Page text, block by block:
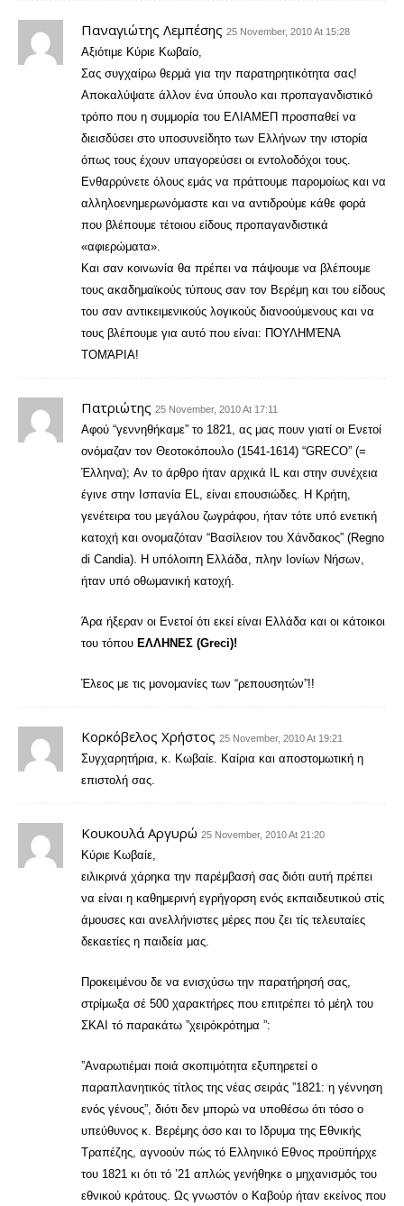
Παναγιώτης Λεμπέσης 25 November, 2010 At 15:28
Αξιότιμε Κύριε Κωβαίο,
Σας συγχαίρω θερμά για την παρατηρητικότητα σας!
Αποκαλύψατε άλλον ένα ύπουλο και προπαγανδιστικό
τρόπο που η συμμορία του ΕΛΙΑΜΕΠ προσπαθεί να
διεισδύσει στο υποσυνείδητο των Ελλήνων την ιστορία
όπως τους έχουν υπαγορεύσει οι εντολοδόχοι τους.
Ενθαρρύνετε όλους εμάς να πράττουμε παρομοίως και να
αλληλοενημερωνόμαστε και να αντιδρούμε κάθε φορά
που βλέπουμε τέτοιου είδους προπαγανδιστικά
«αφιερώματα».
Και σαν κοινωνία θα πρέπει να πάψουμε να βλέπουμε
τους ακαδημαϊκούς τύπους σαν τον Βερέμη και του είδους
του σαν αντικειμενικούς λογικούς διανοούμενους και να
τους βλέπουμε για αυτό που είναι: ΠΟΥΛΗΜΈΝΑ
ΤΟΜΆΡΙΑ!
Πατριώτης 25 November, 2010 At 17:11
Αφού “γεννηθήκαμε” το 1821, ας μας πουν γιατί οι Ενετοί
ονόμαζαν τον Θεοτοκόπουλο (1541-1614) “GRECO” (=
Έλληνα); Αν το άρθρο ήταν αρχικά IL και στην συνέχεια
έγινε στην Ισπανία EL, είναι επουσιώδες. Η Κρήτη,
γενέτειρα του μεγάλου ζωγράφου, ήταν τότε υπό ενετική
κατοχή και ονομαζόταν “Βασίλειον του Χάνδακος” (Regno
di Candia). H υπόλοιπη Ελλάδα, πλην Ιονίων Νήσων,
ήταν υπό οθωμανική κατοχή.
Άρα ήξεραν οι Ενετοί ότι εκεί είναι Ελλάδα και οι κάτοικοι
του τόπου ΕΛΛΗΝΕΣ (Greci)!
Έλεος με τις μονομανίες των “ρεπουσητών”!!
Κορκόβελος Χρήστος 25 November, 2010 At 19:21
Συγχαρητήρια, κ. Κωβαίε. Καίρια και αποστομωτική η
επιστολή σας.
Κουκουλά Αργυρώ 25 November, 2010 At 21:20
Κύριε Κωβαίε,
ειλικρινά χάρηκα την παρέμβασή σας διότι αυτή πρέπει
να είναι η καθημερινή εγρήγορση ενός εκπαιδευτικού στίς
άμουσες και ανελλήνιστες μέρες που ζει τίς τελευταίες
δεκαετίες η παιδεία μας.
Προκειμένου δε να ενισχύσω την παρατήρησή σας,
στρίμωξα σέ 500 χαρακτήρες που επιτρέπει τό μέηλ του
ΣΚΑΙ τό παρακάτω ”χειρόκρότημα ”:
”Αναρωτιέμαι ποιά σκοπιμότητα εξυπηρετεί ο
παραπλανητικός τίτλος της νέας σειράς ”1821: η γέννηση
ενός γένους”, διότι δεν μπορώ να υποθέσω ότι τόσο ο
υπεύθυνος κ. Βερέμης όσο και το Ιδρυμα της Εθνικής
Τραπέζης, αγνοούν πώς τό Ελληνικό Εθνος προϋπήρχε
του 1821 κι ότι τό ’21 απλώς γενήθηκε ο μηχανισμός του
εθνικού κράτους. Ως γνωστόν ο Καβούρ ήταν εκείνος που